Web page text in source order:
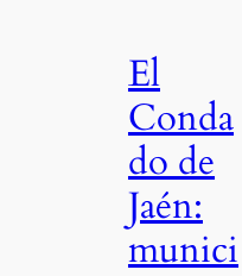
El
Conda
do de
Jaén:
munici